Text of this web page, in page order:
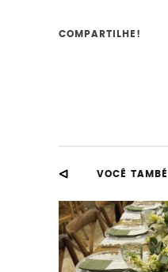
COMPARTILHE!
VOCÊ